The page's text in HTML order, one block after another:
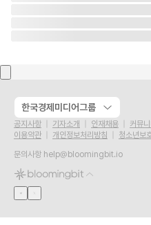
한국경제미디어그룹
공지사항 기자소개 인재채용
커뮤
이용약관
개인정보처리방침 청소년보
문의사항 help@bloomingbit.io